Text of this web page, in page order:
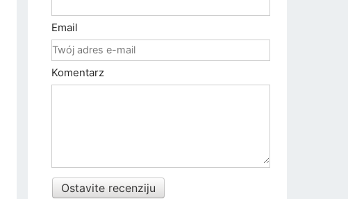
Email
Komentarz
Ostavite recenziju